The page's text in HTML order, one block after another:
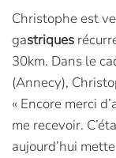
Christophe est
gastriques
30km. Dans le
(Annecy),
« Encore merci
me recevoir.
aujourd’hui